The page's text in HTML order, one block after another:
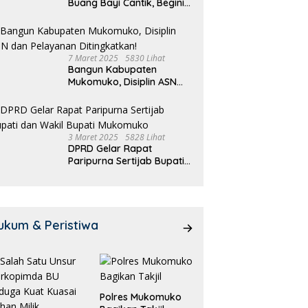
7 Maret 2025 5830 Lihat
Bangun Kabupaten
Mukomuko, Disiplin ASN
Ditingkatkan!
3 Maret 2025 5828 Lihat
DPRD Gelar Rapat
Paripurna Sertijab Bupati
& Peristiwa
Polres Mukomuko